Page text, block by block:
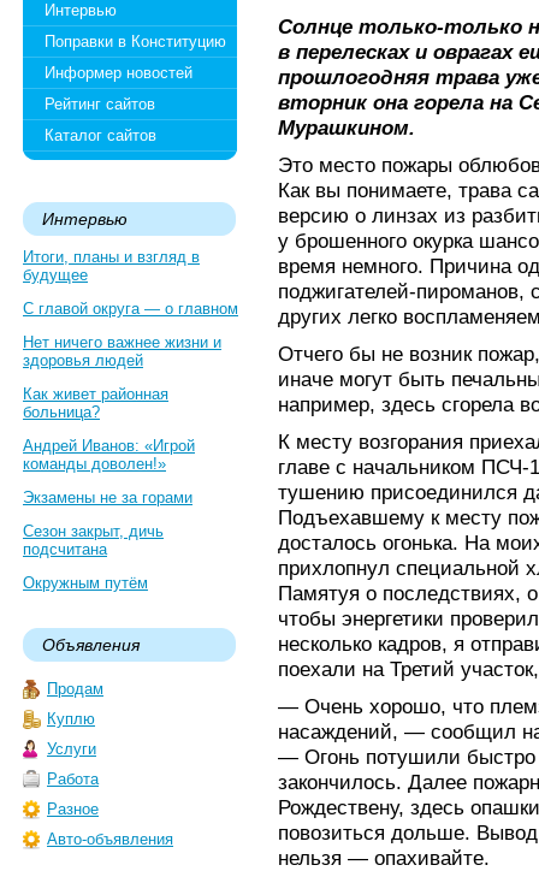
Интервью
Поправки в Конституцию
Информер новостей
Рейтинг сайтов
Каталог сайтов
Интервью
Итоги, планы и взгляд в
будущее
С главой округа — о главном
Нет ничего важнее жизни и
здоровья людей
Как живет районная
больница?
Андрей Иванов: «Игрой
команды доволен!»
Экзамены не за горами
Сезон закрыт, дичь
подсчитана
Окружным путём
Объявления
Продам
Куплю
Услуги
Работа
Разное
Авто-объявления
Солнце только-только
в перелесках и оврагах
прошлогодняя трава
вторник она горела на
Мурашкином.
Это место пожары
Как вы понимаете, трава
версию о линзах из
у брошенного окурка
время немного. Причина
поджигателей-пироманов,
других легко
Отчего бы не возник
иначе могут быть
например, здесь сгорела
К месту возгорания
главе с начальником
тушению присоединился
Подъехавшему к месту
досталось огонька. На
прихлопнул специальной
Памятуя о последствиях,
чтобы энергетики
несколько кадров, я
поехали на Третий
— Очень хорошо, что
насаждений, — сообщил
— Огонь потушили быстро
закончилось. Далее
Рождествену, здесь
повозиться дольше.
нельзя — опахивайте.